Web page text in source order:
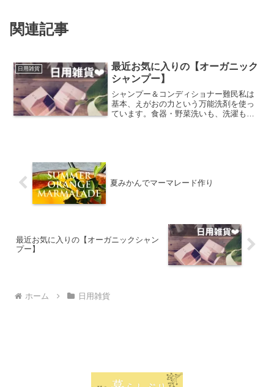
関連記事
日用雑貨
最近お気に入りの【オーガニック
シャンプー】
シャンプー＆コンディショナー難民私は
基本、えがおの力という万能洗剤を使っ
ています。食器・野菜洗いも、洗濯も、
夏みかんでマーマレード作り
最近お気に入りの【オーガニックシャン
プー】
ホーム 日用雑貨